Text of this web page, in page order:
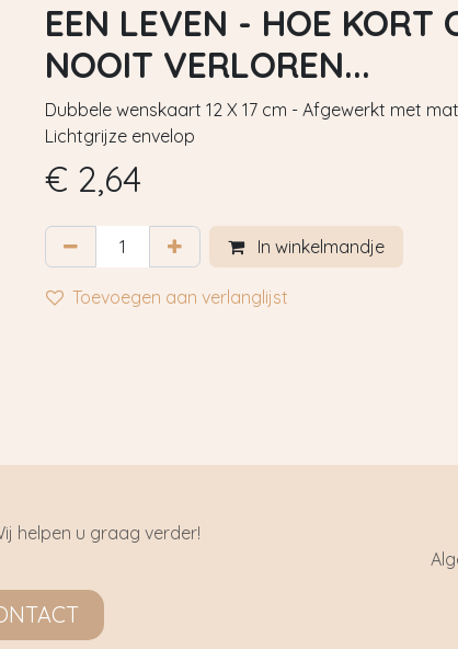
EEN LEVEN - HOE KORT
NOOIT VERLOREN...
Dubbele wenskaart 12 X 17 cm - Afgewerkt met
Lichtgrijze envelop
€ 2,64
In winkelmandje
Toevoegen aan verlanglijst
helpen u graag verder!